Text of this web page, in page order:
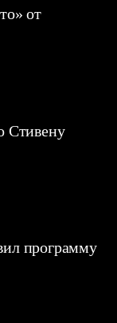
от
Стивену
программу